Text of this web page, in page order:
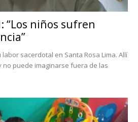
“Los niños sufren
sacerdotal en Santa Rosa Lima. Allí
no puede imaginarse fuera de las